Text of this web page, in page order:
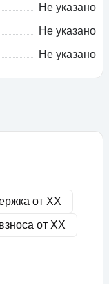
Не указано
Не указано
Не указано
от XX
от XX